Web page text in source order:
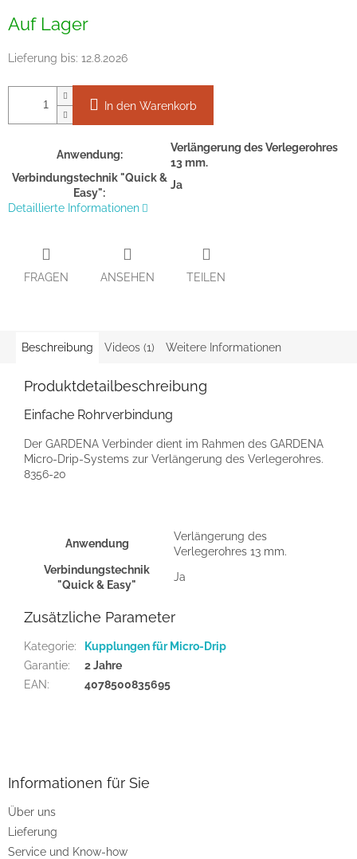
Auf Lager
Lieferung bis: 12.8.2026
In den Warenkorb
Anwendung:
Verlängerung des Verlegerohres
13 mm.
Verbindungstechnik "Quick &
Easy":
Ja
Detaillierte Informationen
FRAGEN ANSEHEN TEILEN
Beschreibung Videos (1) Weitere Informationen
Produktdetailbeschreibung
Einfache Rohrverbindung
Der GARDENA Verbinder dient im Rahmen des GARDENA
Micro-Drip-Systems zur Verlängerung des Verlegerohres.
8356-20
Anwendung
Verlängerung des
Verlegerohres 13 mm.
Verbindungstechnik
"Quick & Easy"
Ja
Zusätzliche Parameter
Kategorie:
Kupplungen für Micro-Drip
Garantie:
2 Jahre
EAN: 4078500835695
e
Informationen für Sie
Über uns
Lieferung
Service und Know-how